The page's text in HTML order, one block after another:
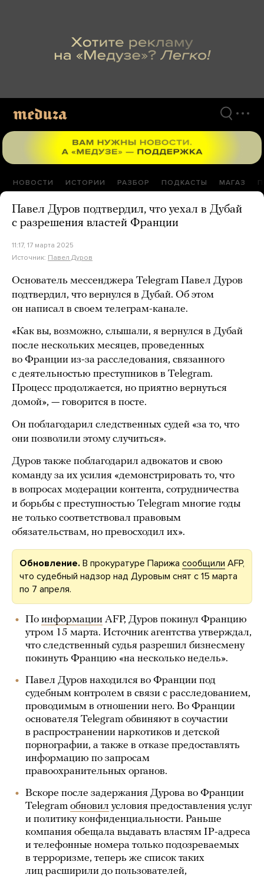
НОВОСТИ ИСТОРИИ РАЗБОР ПОДКАСТЫ МАГАЗ
Павел Дуров подтвердил, что уехал в Дубай
с разрешения властей Франции
11:17, 17 марта 2025
Источник: Павел Дуров
Основатель мессенджера Telegram Павел Дуров
подтвердил, что вернулся в Дубай. Об этом
он написал в своем телеграм-канале.
«Как вы, возможно, слышали, я вернулся в Дубай
после нескольких месяцев, проведенных
во Франции из-за расследования, связанного
с деятельностью преступников в Telegram.
Процесс продолжается, но приятно вернуться
домой», — говорится в посте.
Он поблагодарил следственных судей «за то, что
они позволили этому случиться».
Дуров также поблагодарил адвокатов и свою
команду за их усилия «демонстрировать то, что
в вопросах модерации контента, сотрудничества
и борьбы с преступностью Telegram многие годы
не только соответствовал правовым
обязательствам, но превосходил их».
Обновление. В прокуратуре Парижа сообщили AFP,
что судебный надзор над Дуровым снят с 15 марта
по 7 апреля.
По информации AFP, Дуров покинул Францию
утром 15 марта. Источник агентства утверждал,
что следственный судья разрешил бизнесмену
покинуть Францию «на несколько недель».
Павел Дуров находился во Франции под
судебным контролем в связи с расследованием,
проводимым в отношении него. Во Франции
основателя Telegram обвиняют в соучастии
в распространении наркотиков и детской
порнографии, а также в отказе предоставлять
информацию по запросам
правоохранительных органов.
Вскоре после задержания Дурова во Франции
Telegram обновил условия предоставления услуг
и политику конфиденциальности. Раньше
компания обещала выдавать властям IP-адреса
и телефонные номера только подозреваемых
в терроризме, теперь же список таких
лиц расширили до пользователей,